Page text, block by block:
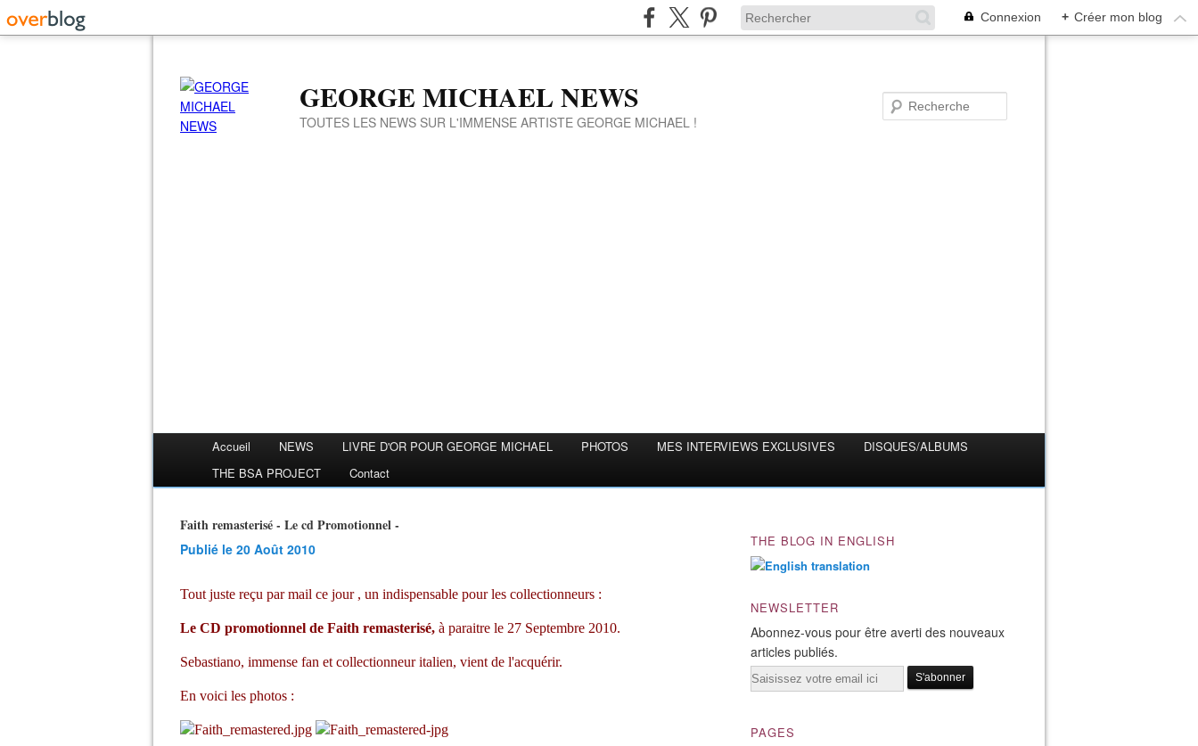
Connexion + Créer mon blog
GEORGE MICHAEL NEWS
TOUTES LES NEWS SUR L'IMMENSE ARTISTE GEORGE MICHAEL !
Accueil NEWS LIVRE D'OR POUR GEORGE MICHAEL PHOTOS MES INTERVIEWS EXCLUSIVES
DISQUES/ALBUMS
THE BSA PROJECT
Contact
Faith remasterisé - Le cd Promotionnel -
Publié le 20 Août 2010
Tout juste reçu par mail ce jour , un indispensable pour les collectionneurs :
Le CD promotionnel de Faith remasterisé, à paraitre le 27 Septembre 2010.
Sebastiano, immense fan et collectionneur italien, vient de l'acquérir.
En voici les photos :
THE BLOG IN ENGLISH
NEWSLETTER
Abonnez-vous pour être averti des nouveaux
articles publiés.
Email
PAGES